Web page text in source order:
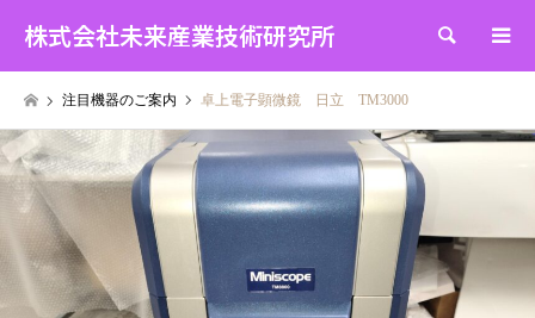
株式会社未来産業技術研究所 検索
注目機器のご案内 卓上電子顕微鏡 日立 TM3000